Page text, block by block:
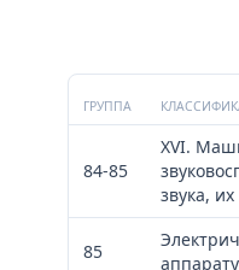
ГРУППА
84-85
XVI.
звука,
85